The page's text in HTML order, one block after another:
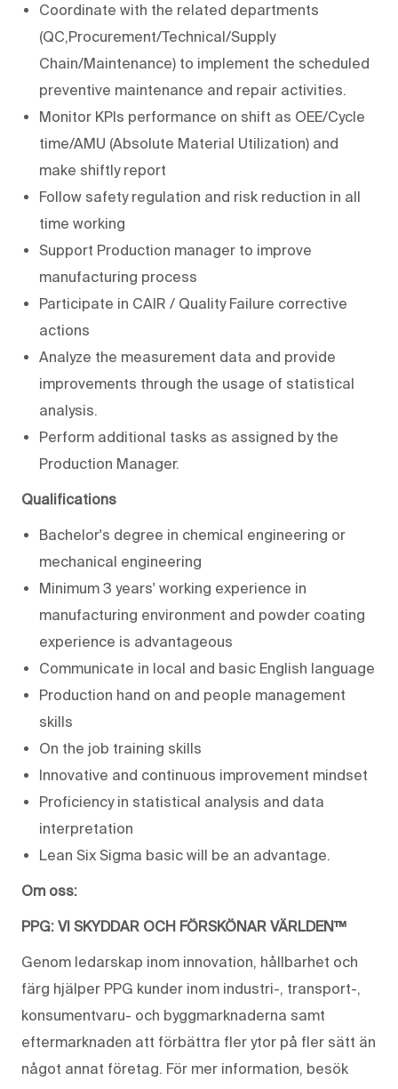
Coordinate with the related departments
(QC,Procurement/Technical/Supply
Chain/Maintenance) to implement the scheduled
preventive maintenance and repair activities.
Monitor KPIs performance on shift as OEE/Cycle
time/AMU (Absolute Material Utilization) and
make shiftly report
Follow safety regulation and risk reduction in all
time working
Support Production manager to improve
manufacturing process
Participate in CAIR / Quality Failure corrective
actions
Analyze the measurement data and provide
improvements through the usage of statistical
analysis.
Perform additional tasks as assigned by the
Production Manager.
Qualifications
Bachelor's degree in chemical engineering or
mechanical engineering
Minimum 3 years' working experience in
manufacturing environment and powder coating
experience is advantageous
Communicate in local and basic English language
Production hand on and people management
skills
On the job training skills
Innovative and continuous improvement mindset
Proficiency in statistical analysis and data
interpretation
Lean Six Sigma basic will be an advantage.
Om oss:
PPG: VI SKYDDAR OCH FÖRSKÖNAR VÄRLDEN™
Genom ledarskap inom innovation, hållbarhet och
färg hjälper PPG kunder inom industri-, transport-,
konsumentvaru- och byggmarknaderna samt
eftermarknaden att förbättra fler ytor på fler sätt än
något annat företag. För mer information, besök